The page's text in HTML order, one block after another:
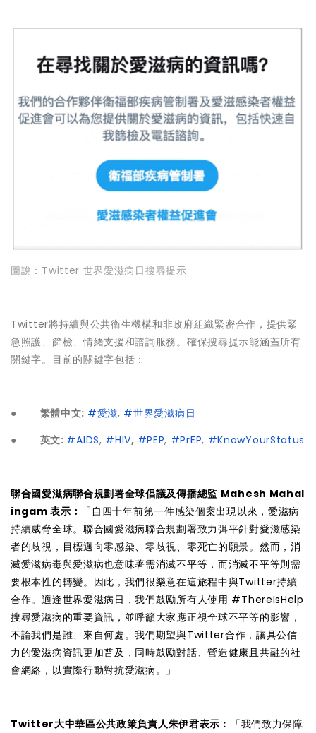
圖說：Twitter 世界愛滋病日搜尋提示
Twitter將持續與公共衛生機構和非政府組織緊密合作，提供緊
急照護、篩檢、情緒支援和諮詢服務。確保搜尋提示能涵蓋所有
關鍵字。目前的關鍵字包括：
● 繁體中文: #愛滋, #世界愛滋病日
● 英文: #AIDS, #HIV, #PEP, #PrEP, #KnowYourStatus
聯合國愛滋病聯合規劃署全球倡議及傳播總監 Mahesh Mahal
ingam 表示︰
「自四十年前第一件感染個案出現以來，愛滋病
持續威脅全球。聯合國愛滋病聯合規劃署致力弭平針對愛滋感染
者的歧視，目標邁向零感染、零歧視、零死亡的願景。然而，消
滅愛滋病毒與愛滋病也意味著需消滅不平等，而消滅不平等則需
要根本性的轉變。因此，我們很樂意在這旅程中與Twitter持續
合作。適逢世界愛滋病日，我們鼓勵所有人使用 #ThereIsHelp
搜尋愛滋病的重要資訊，並呼籲大家應正視全球不平等的影響，
不論我們是誰、來自何處。我們期望與Twitter合作，讓具公信
力的愛滋病資訊更加普及，同時鼓勵對話、營造健康且共融的社
會網絡，以實際行動對抗愛滋病。」
Twitter大中華區公共政策負責人朱伊君表示 ︰「我們致力保障